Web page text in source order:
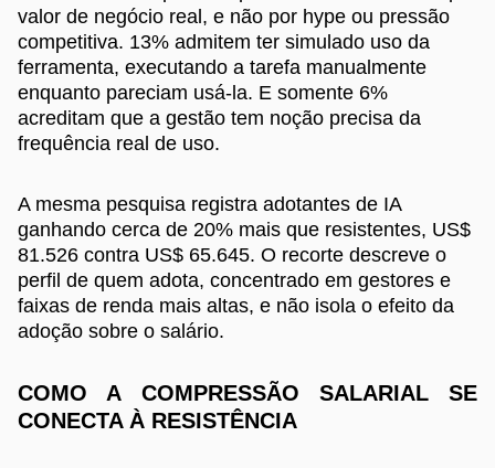
valor de negócio real, e não por hype ou pressão
competitiva. 13% admitem ter simulado uso da
ferramenta, executando a tarefa manualmente
enquanto pareciam usá-la. E somente 6%
acreditam que a gestão tem noção precisa da
frequência real de uso.
A mesma pesquisa registra adotantes de IA
ganhando cerca de 20% mais que resistentes, US$
81.526 contra US$ 65.645. O recorte descreve o
perfil de quem adota, concentrado em gestores e
faixas de renda mais altas, e não isola o efeito da
adoção sobre o salário.
COMO A COMPRESSÃO SALARIAL SE
CONECTA À RESISTÊNCIA